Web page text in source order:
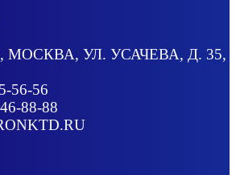
МОСКВА, УЛ. УСАЧЕВА, Д. 35,
56-56
88-88